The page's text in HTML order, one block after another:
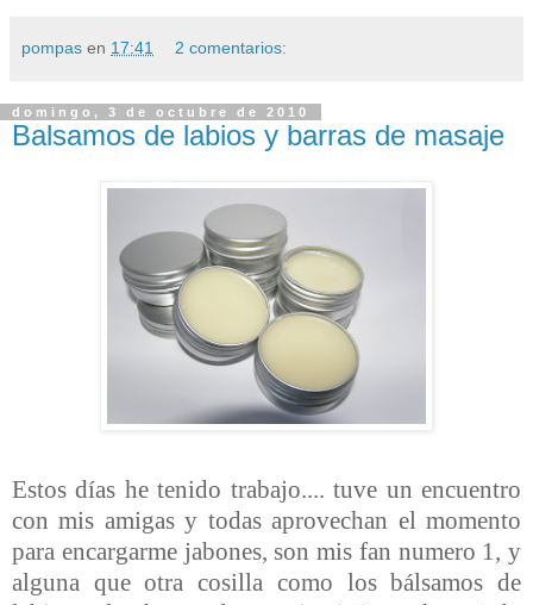
pompas en 17:41 2 comentarios:
domingo, 3 de octubre de 2010
Balsamos de labios y barras de masaje
Estos días he tenido trabajo.... tuve un encuentro
con mis amigas y todas aprovechan el momento
para encargarme jabones, son mis fan numero 1, y
alguna que otra cosilla como los bálsamos de